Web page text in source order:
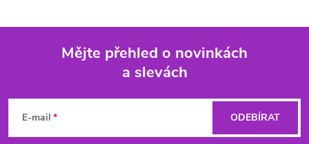
Mějte přehled o novinkách
a slevách
E-mail ODEBÍRAT